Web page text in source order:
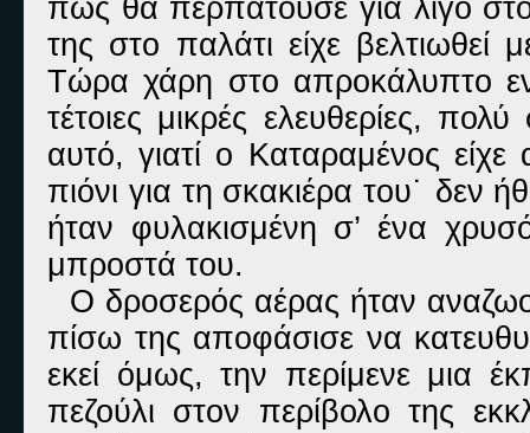
πως θα περπατούσε για λίγο
της στο παλάτι είχε
Τώρα χάρη στο απροκάλυπτο
τέτοιες μικρές ελευθερίες,
αυτό, γιατί ο Καταραμένος είχε
πιόνι για τη σκακιέρα του˙ δεν
ήταν φυλακισμένη σ’ ένα
μπροστά του.
Ο δροσερός αέρας ήταν
πίσω της αποφάσισε να
εκεί όμως, την περίμενε μια
πεζούλι στον περίβολο της